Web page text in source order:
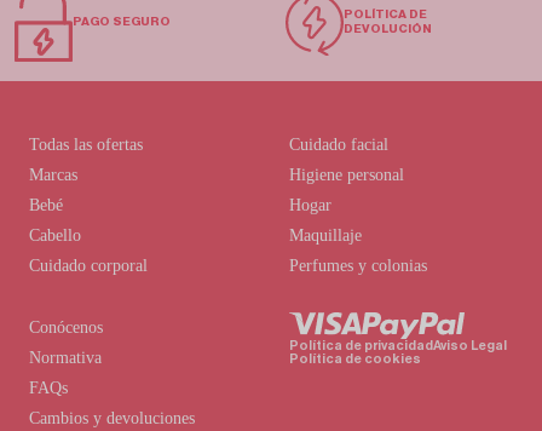
PAGO SEGURO
POLÍTICA DE
DEVOLUCIÓN
Conócenos
Normativa
FAQs
Cambios y devoluciones
Todas las ofertas
Marcas
Bebé
Cabello
Cuidado corporal
Cuidado facial
Higiene personal
Hogar
Maquillaje
Perfumes y colonias
Política de privacidadAviso Legal
Política de cookies